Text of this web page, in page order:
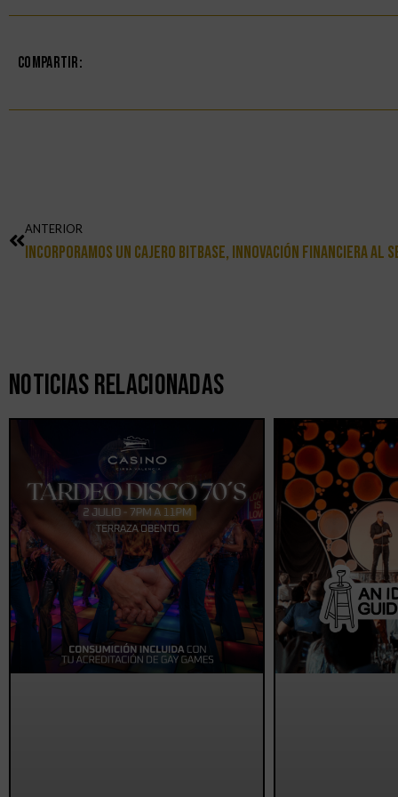
Compartir:
ANTERIOR
Noticias Relacionadas